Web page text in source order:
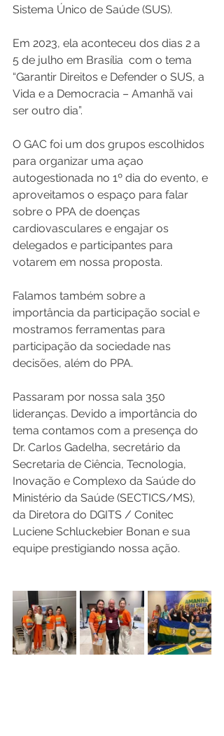
Sistema Único de Saúde (SUS).
Em 2023, ela aconteceu dos dias 2 a
5 de julho em Brasília  com o tema
“Garantir Direitos e Defender o SUS, a
Vida e a Democracia – Amanhã vai
ser outro dia”.
O GAC foi um dos grupos escolhidos
para organizar uma açao
autogestionada no 1º dia do evento, e
aproveitamos o espaço para falar
sobre o PPA de doenças
cardiovasculares e engajar os
delegados e participantes para
votarem em nossa proposta.
Falamos também sobre a
importância da participação social e
mostramos ferramentas para
participação da sociedade nas
decisões, além do PPA.
Passaram por nossa sala 350
lideranças. Devido a importância do
tema contamos com a presença do
Dr. Carlos Gadelha, secretário da
Secretaria de Ciência, Tecnologia,
Inovação e Complexo da Saúde do
Ministério da Saúde (SECTICS/MS),
da Diretora do DGITS / Conitec
Luciene Schluckebier Bonan e sua
equipe prestigiando nossa ação.